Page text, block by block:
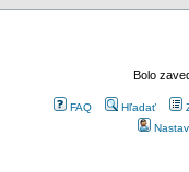
Bolo
FAQ Hľadať